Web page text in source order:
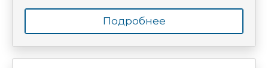
Подробнее